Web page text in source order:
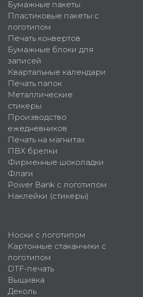
Бумажные пакеты
Пластиковые пакеты с
логотипом
Печать конвертов
Бумажные блоки для
записей
Квартальные календари
Печать папок
Металлические
стикеры
Производство
ежедневников
Печать на магнитах
ПВХ брелки
Фирменные шоколадки
Флаги
Power Bank с логотипом
Наклейки (стикеры)
Носки с логотипом
Картонные стаканчики с
логотипом
DTF-печать
Вышивка
Деколь